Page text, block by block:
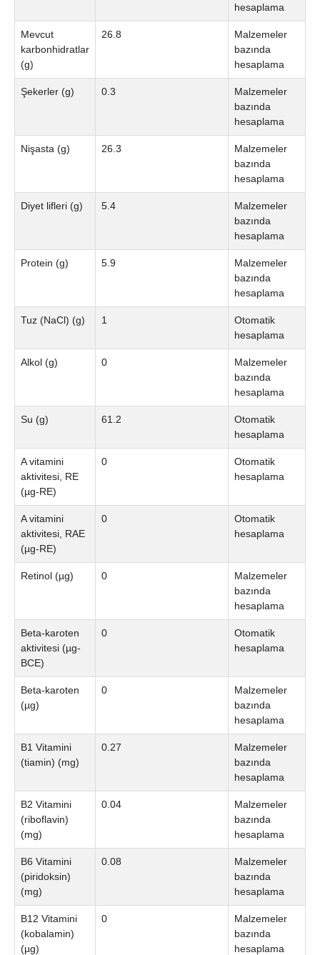
hesaplama
Mevcut
karbonhidratlar
(g)
26.8
Malzemeler
bazında
hesaplama
Şekerler (g) 0.3
Malzemeler
bazında
hesaplama
Nişasta (g) 26.3
Malzemeler
bazında
hesaplama
Diyet lifleri (g) 5.4
Malzemeler
bazında
hesaplama
Protein (g) 5.9
Malzemeler
bazında
hesaplama
Tuz (NaCl) (g) 1
Otomatik
hesaplama
Alkol (g) 0
Malzemeler
bazında
hesaplama
Su (g) 61.2
Otomatik
hesaplama
A vitamini
aktivitesi, RE
(µg-RE)
0
Otomatik
hesaplama
A vitamini
aktivitesi, RAE
(µg-RE)
0
Otomatik
hesaplama
Retinol (µg) 0
Malzemeler
bazında
hesaplama
Beta-karoten
aktivitesi (µg-
BCE)
0
Otomatik
hesaplama
Beta-karoten
(µg)
0
Malzemeler
bazında
hesaplama
B1 Vitamini
(tiamin) (mg)
0.27
Malzemeler
bazında
hesaplama
B2 Vitamini
(riboflavin)
(mg)
0.04
Malzemeler
bazında
hesaplama
B6 Vitamini
(piridoksin)
(mg)
0.08
Malzemeler
bazında
hesaplama
B12 Vitamini
(kobalamin)
(µg)
0
Malzemeler
bazında
hesaplama